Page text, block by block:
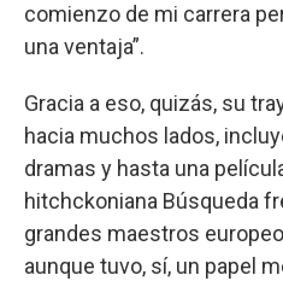
comienzo de mi carrera
una ventaja”.
Gracia a eso, quizás, su
hacia muchos lados,
dramas y hasta una
hitchckoniana Búsqueda
grandes maestros
aunque tuvo, sí, un papel